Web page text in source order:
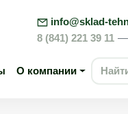
info@sklad-
8 (841) 221 39 11 —
О компании